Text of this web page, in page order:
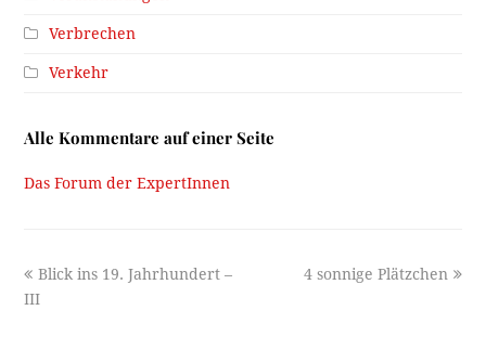
Verbrechen
Verkehr
Alle Kommentare auf einer Seite
Das Forum der ExpertInnen
previous
post:
Blick ins 19. Jahrhundert –
III
next
4 sonnige Plätzchen